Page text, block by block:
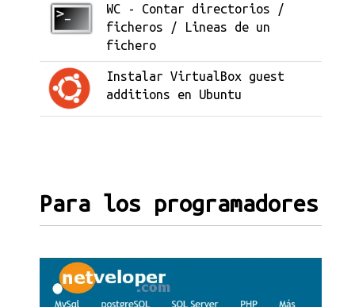
WC - Contar directorios /
ficheros / Lineas de un
fichero
Instalar VirtualBox guest
additions en Ubuntu
Para los programadores